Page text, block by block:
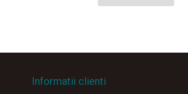
Informatii clienti